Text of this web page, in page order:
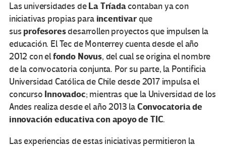
Las universidades deLa Tríadacontaban ya con
iniciativas propias paraincentivarque
sus profesoresdesarrollen proyectos que impulsen la
educación. El Tec de Monterrey cuenta desde el año
2012 con elfondo Novus, del cual se origina el nombre
de la convocatoria conjunta. Por su parte, la Pontificia
Universidad Católica de Chile desde 2017 impulsa el
concurso Innovadoc; mientras que la Universidad de los
Andes realiza desde el año 2013 laConvocatoria de
innovación educativa con apoyo de TIC.
Las experiencias de estas iniciativas permitieron la